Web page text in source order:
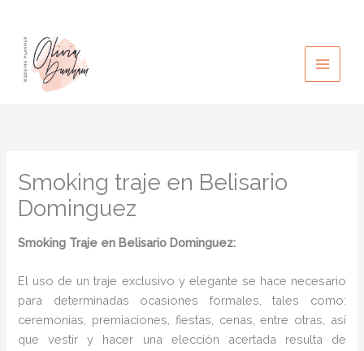
contenido
Smoking traje en Belisario
Dominguez
Smoking Traje en Belisario Dominguez:
El uso de un traje exclusivo y elegante se hace necesario
para determinadas ocasiones formales, tales como:
ceremonias, premiaciones, fiestas, cenas, entre otras, así
que vestir y hacer una elección acertada resulta de